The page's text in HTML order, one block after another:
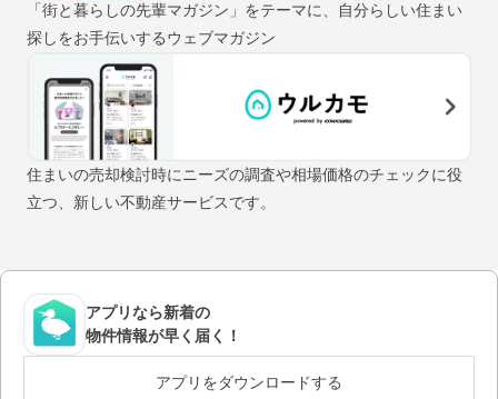
「街と暮らしの先輩マガジン」をテーマに、自分らしい住まい
探しをお手伝いするウェブマガジン
住まいの売却検討時にニーズの調査や相場価格のチェックに役
立つ、新しい不動産サービスです。
アプリなら新着の
物件情報が早く届く！
アプリをダウンロードする